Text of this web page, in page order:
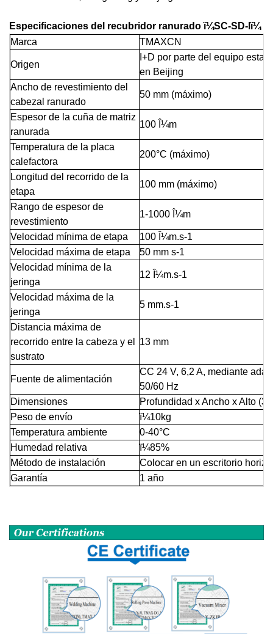
Especificaciones del recubridor ranurado ï¼SC-SD-Iï¼
Marca
TMAXCN
Origen
I+D por parte del equipo
en Beijing
Ancho de revestimiento del
cabezal ranurado
50 mm (máximo)
Espesor de la cuña de matriz
ranurada
100 Î¼m
Temperatura de la placa
calefactora
200°C (máximo)
Longitud del recorrido de la
etapa
100 mm (máximo)
Rango de espesor de
revestimiento
1-1000 Î¼m
Velocidad mínima de etapa
100 Î¼m.s-1
Velocidad máxima de etapa
50 mm s-1
Velocidad mínima de la
jeringa
12 Î¼m.s-1
Velocidad máxima de la
jeringa
5 mm.s-1
Distancia máxima de
recorrido entre la cabeza y el
sustrato
13 mm
Fuente de alimentación
CC 24 V, 6,2 A, mediante
50/60 Hz
Dimensiones
Profundidad x Ancho x Alto
Peso de envío
ï¼10kg
Temperatura ambiente
0-40°C
Humedad relativa
ï¼85%
Método de instalación
Colocar en un escritorio
Garantía
1 año